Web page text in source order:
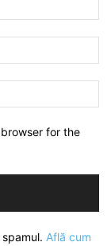
for the
Află cum